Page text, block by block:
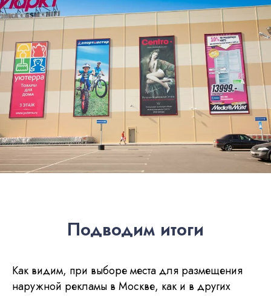
Подводим итоги
Как видим, при выборе места для размещения
наружной рекламы в Москве, как и в других